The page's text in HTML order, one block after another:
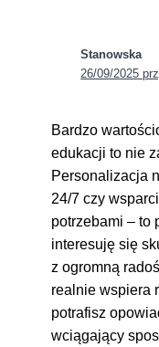
Stanowska
26/09/2025
Bardzo
edukacji to nie
Personalizacja
24/7 czy
potrzebami – to
interesuję się
z ogromną
realnie wspiera
potrafisz
wciągający